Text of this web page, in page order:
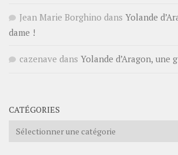
Jean Marie Borghino dans Yolande
dame !
cazenave dans Yolande d’Aragon, une
CATÉGORIES
Catégories